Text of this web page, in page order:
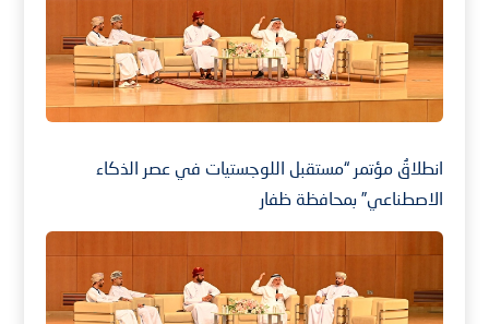
انطلاقُ مؤتمر “مستقبل اللوجستيات في عصر الذكاء
الاصطناعي” بمحافظة ظفار